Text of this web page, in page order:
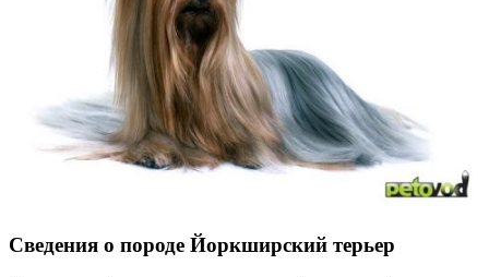
Сведения о породе Йоркширский терьер